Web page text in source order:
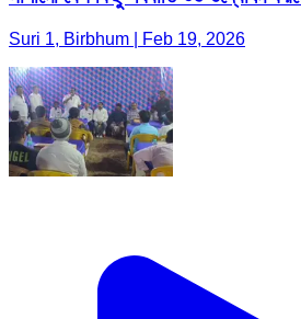
Suri 1, Birbhum | Feb 19, 2026